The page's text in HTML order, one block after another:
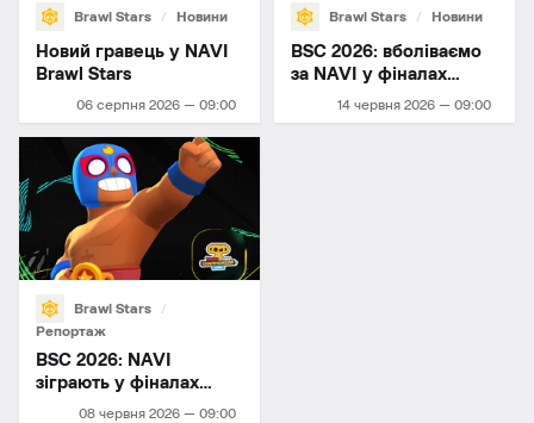
Brawl Stars Новини
06 серпня 2026 — 09:00
Новий гравець у NAVI
Brawl Stars
Brawl Stars Новини
14 червня 2026 — 09:00
BSC 2026: вболіваємо
за NAVI у фіналах
червня!
Brawl Stars
Репортаж
08 червня 2026 — 09:00
BSC 2026: NAVI
зіграють у фіналах
червня